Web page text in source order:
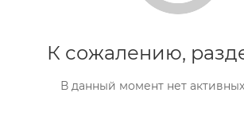
К сожалению,
В данный момент нет